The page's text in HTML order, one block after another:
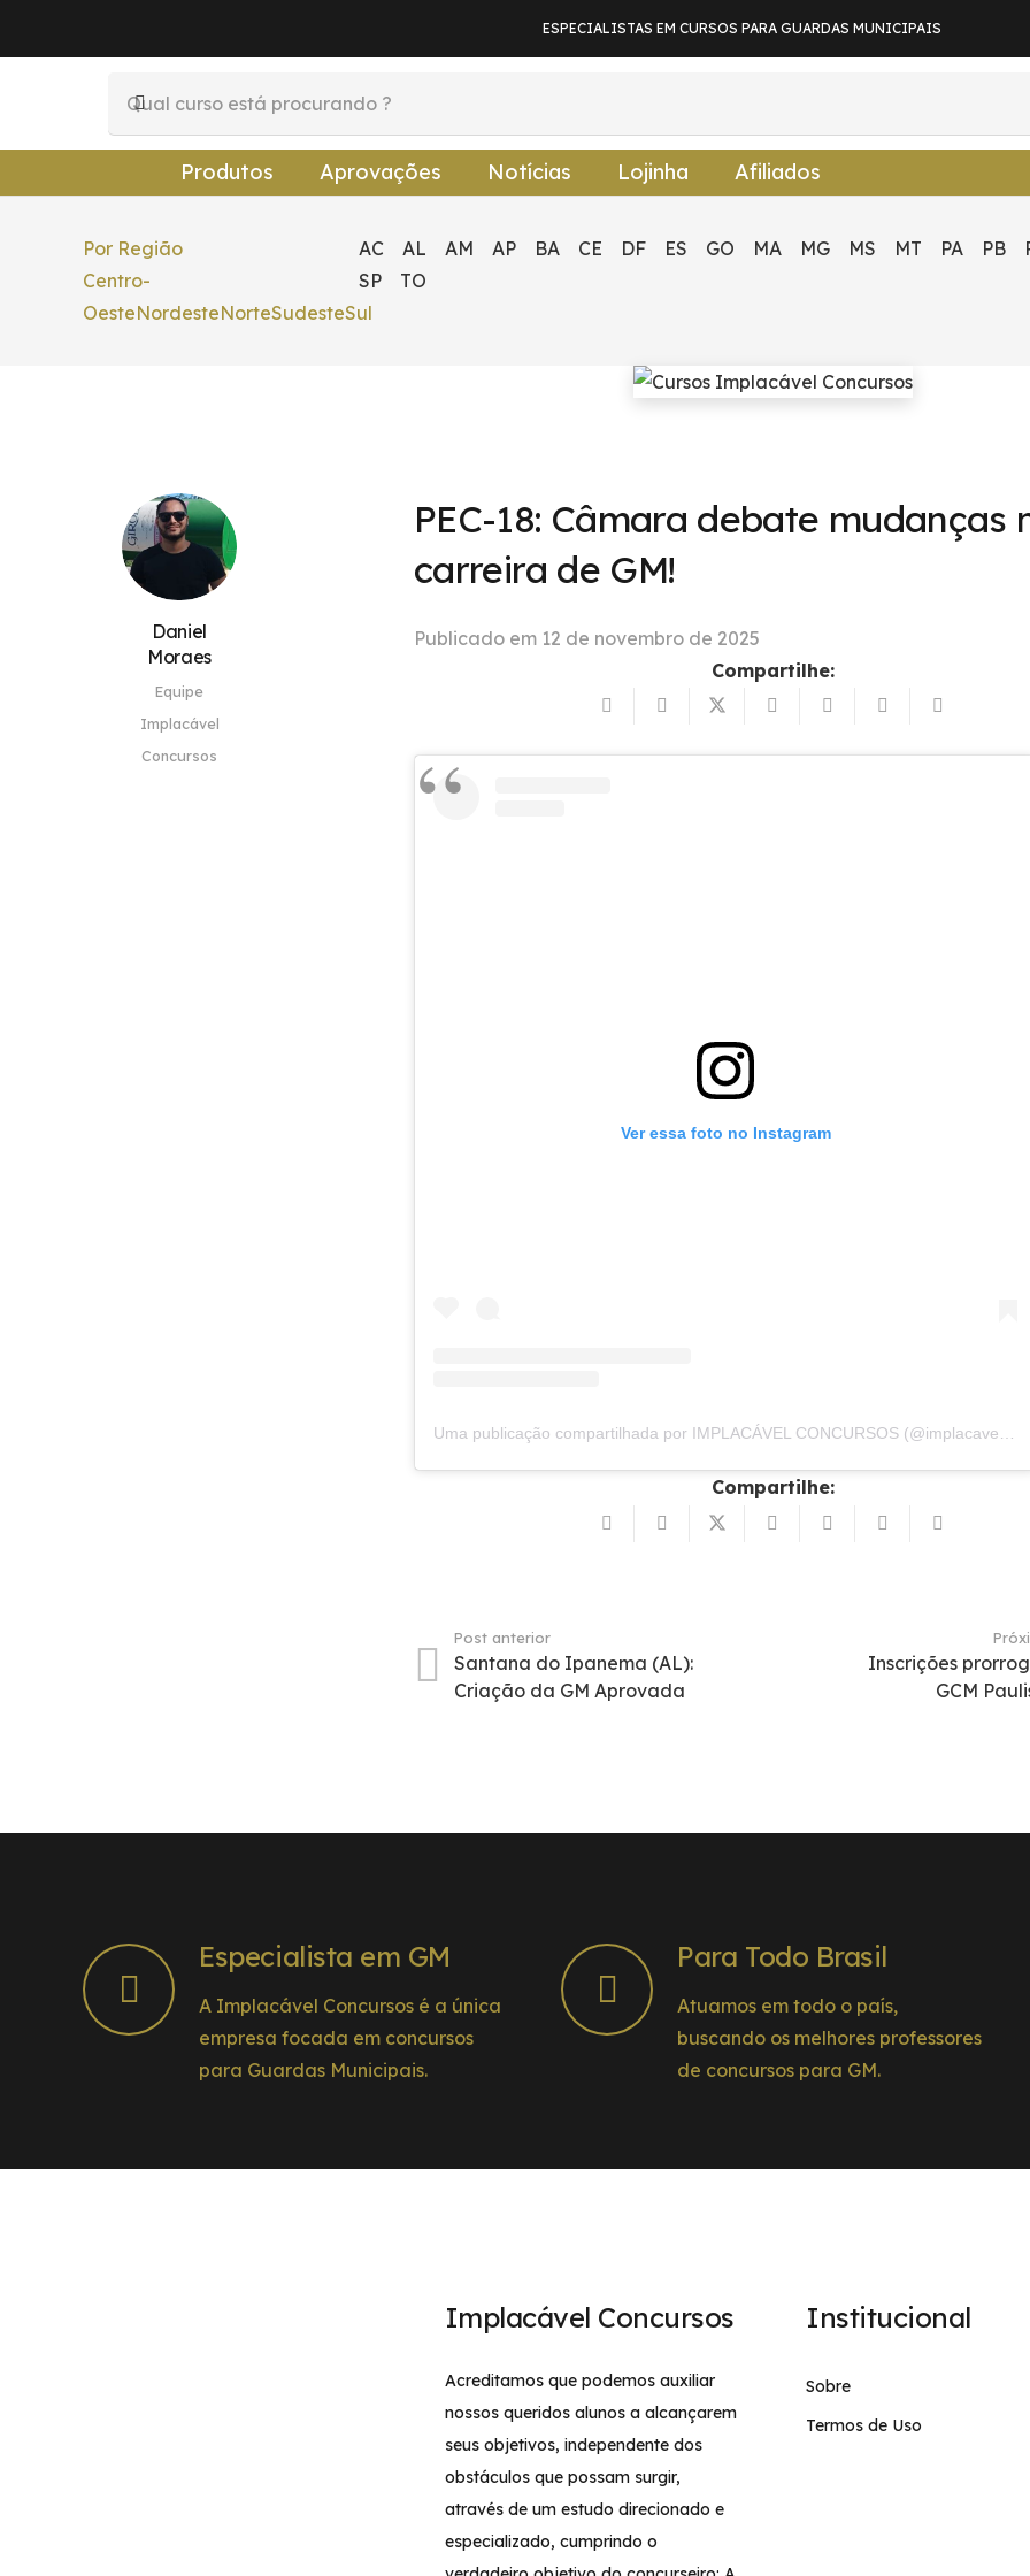
ESPECIALISTAS EM CURSOS PARA GUARDAS MUNICIPAIS
Produtos Aprovações Notícias Lojinha Afiliados
Por Região
Centro-
OesteNordesteNorteSudesteSul
AC AL AM AP BA CE DF ES GO MA MG MS MT PA PB
SP
TO
Daniel
Moraes
Equipe
Implacável
Concursos
PEC-18: Câmara debate mudanças
carreira de GM!
Publicado em 12 de novembro de 2025
Compartilhe:
Ver essa foto no Instagram
Uma publicação compartilhada por IMPLACÁVEL CONCURSOS (@implacavelconcursos)
Compartilhe:
Post anterior
Santana do Ipanema (AL):
Criação da GM Aprovada
Inscrições
GCM
Especialista em GM
A Implacável Concursos é a única
empresa focada em concursos
para Guardas Municipais.
Para Todo Brasil
Atuamos em todo o país,
buscando os melhores professores
de concursos para GM.
Implacável Concursos
Acreditamos que podemos auxiliar
nossos queridos alunos a alcançarem
seus objetivos, independente dos
obstáculos que possam surgir,
através de um estudo direcionado e
especializado, cumprindo o
Institucional
Sobre
Termos de Uso